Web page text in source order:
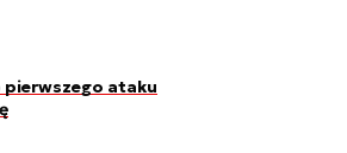
pierwszego ataku